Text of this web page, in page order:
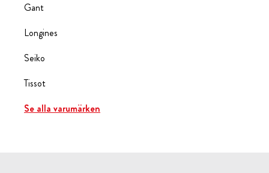
Gant
Longines
Seiko
Tissot
Se alla varumärken